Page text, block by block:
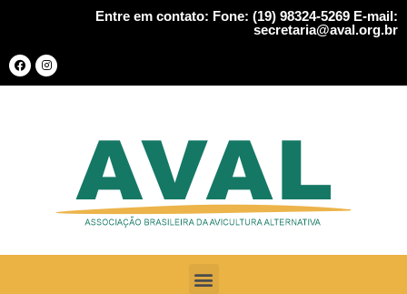
Entre em contato: Fone: (19) 98324-5269 E-mail:
secretaria@aval.org.br